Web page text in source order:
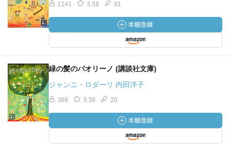
1141 3.58 91
緑の髪のパオリーノ (講談社文庫)
ジャンニ・ロダーリ 内田洋子
366 3.38 20